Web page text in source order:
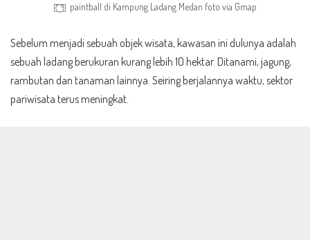
paintball di Kampung Ladang Medan foto via Gmap
Sebelum menjadi sebuah objek wisata, kawasan ini dulunya adalah
sebuah ladang berukuran kurang lebih 10 hektar. Ditanami, jagung,
rambutan dan tanaman lainnya. Seiring berjalannya waktu, sektor
pariwisata terus meningkat.